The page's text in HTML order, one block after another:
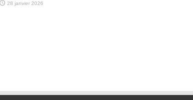
28 janvier 2026